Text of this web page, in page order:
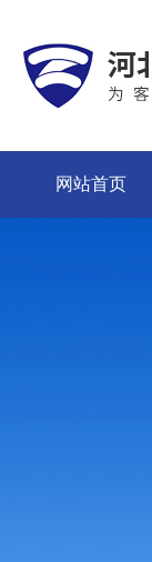
网站首页